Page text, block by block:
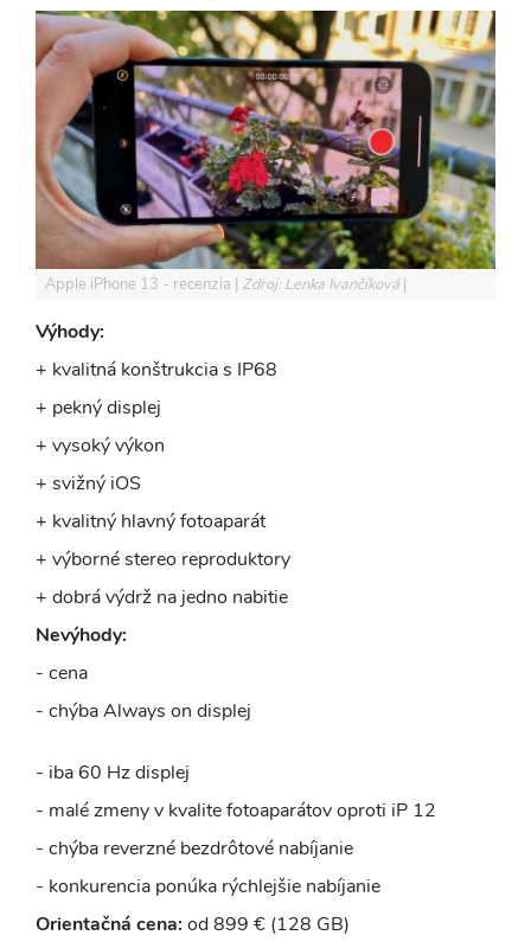
Apple iPhone 13 - recenzia Zdroj: Lenka Ivančíková
Výhody:
+ kvalitná konštrukcia s IP68
+ pekný displej
+ vysoký výkon
+ svižný iOS
+ kvalitný hlavný fotoaparát
+ výborné stereo reproduktory
+ dobrá výdrž na jedno nabitie
Nevýhody:
- cena
- chýba Always on displej
- iba 60 Hz displej
- malé zmeny v kvalite fotoaparátov oproti iP 12
- chýba reverzné bezdrôtové nabíjanie
- konkurencia ponúka rýchlejšie nabíjanie
Orientačná cena: od 899 € (128 GB)